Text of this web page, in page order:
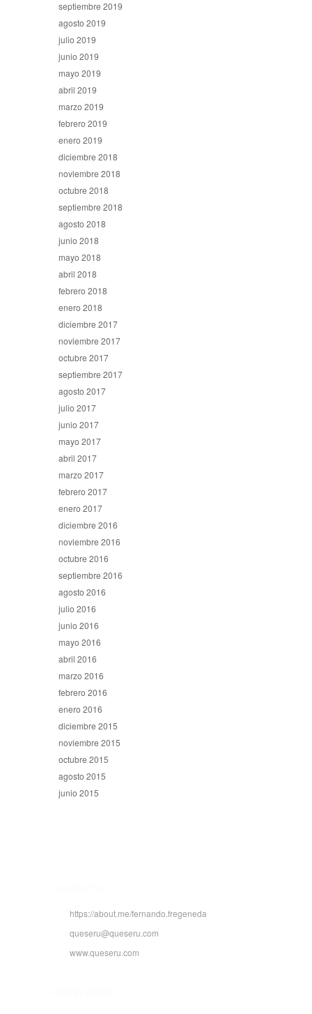
septiembre 2019
agosto 2019
julio 2019
junio 2019
mayo 2019
abril 2019
marzo 2019
febrero 2019
enero 2019
diciembre 2018
noviembre 2018
octubre 2018
septiembre 2018
agosto 2018
junio 2018
mayo 2018
abril 2018
febrero 2018
enero 2018
diciembre 2017
noviembre 2017
octubre 2017
septiembre 2017
agosto 2017
julio 2017
junio 2017
mayo 2017
abril 2017
marzo 2017
febrero 2017
enero 2017
diciembre 2016
noviembre 2016
octubre 2016
septiembre 2016
agosto 2016
julio 2016
junio 2016
mayo 2016
abril 2016
marzo 2016
febrero 2016
enero 2016
diciembre 2015
noviembre 2015
octubre 2015
agosto 2015
junio 2015
https://about.me/fernando.fregeneda
queseru@queseru.com
www.queseru.com